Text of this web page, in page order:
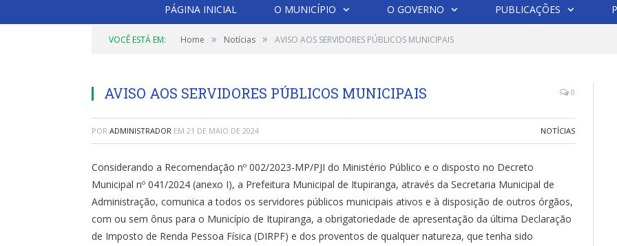
PÁGINA INICIAL O MUNICÍPIO O GOVERNO PUBLICAÇÕES
VOCÊ ESTÁ EM: Home » Notícias » AVISO AOS SERVIDORES PÚBLICOS MUNICIPAIS
AVISO AOS SERVIDORES PÚBLICOS MUNICIPAIS 0
POR ADMINISTRADOR EM 21 DE MAIO DE 2024 NOTÍCIAS
Considerando a Recomendação nº 002/2023-MP/PJI do Ministério Público e o disposto no Decreto
Municipal nº 041/2024 (anexo I), a Prefeitura Municipal de Itupiranga, através da Secretaria Municipal de
Administração, comunica a todos os servidores públicos municipais ativos e à disposição de outros órgãos,
com ou sem ônus para o Município de Itupiranga, a obrigatoriedade de apresentação da última Declaração
de Imposto de Renda Pessoa Física (DIRPF) e dos proventos de qualquer natureza, que tenha sido